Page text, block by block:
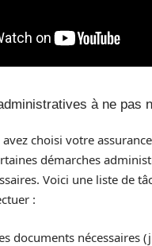
à ne pas
choisi votre
démarches
Voici une liste de
:
documents nécessaires